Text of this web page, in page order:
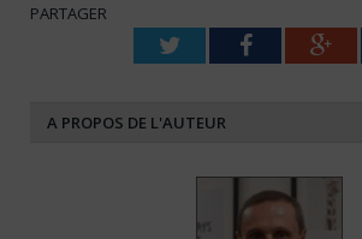
PARTAGER
TwitterFacebook
A PROPOS DE L'AUTEUR